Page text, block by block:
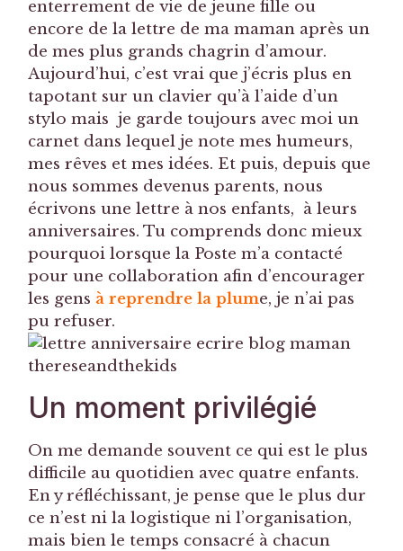
enterrement de vie de jeune fille ou
encore de la lettre de ma maman après un
de mes plus grands chagrin d’amour.
Aujourd’hui, c’est vrai que j’écris plus en
tapotant sur un clavier qu’à l’aide d’un
stylo mais je garde toujours avec moi un
carnet dans lequel je note mes humeurs,
mes rêves et mes idées. Et puis, depuis que
nous sommes devenus parents, nous
écrivons une lettre à nos enfants, à leurs
anniversaires. Tu comprends donc mieux
pourquoi lorsque la Poste m’a contacté
pour une collaboration afin d’encourager
les gens à reprendre la plume, je n’ai pas
pu refuser.
Un moment privilégié
On me demande souvent ce qui est le plus
difficile au quotidien avec quatre enfants.
En y réfléchissant, je pense que le plus dur
ce n’est ni la logistique ni l’organisation,
mais bien le temps consacré à chacun